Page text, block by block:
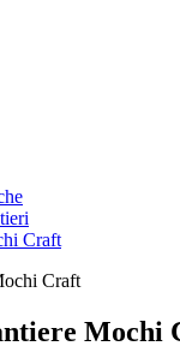
Craft
Mochi